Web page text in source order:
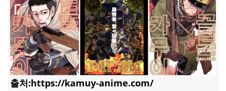
출처:https://kamuy-anime.com/